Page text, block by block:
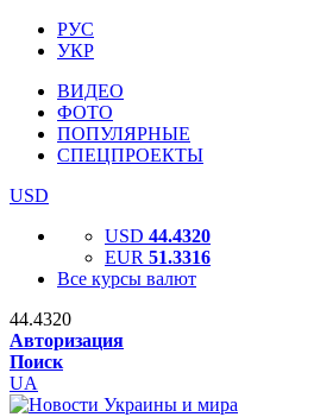
РУС
УКР
ВИДЕО
ФОТО
ПОПУЛЯРНЫЕ
СПЕЦПРОЕКТЫ
USD
USD 44.4320
EUR 51.3316
Все курсы валют
44.4320
Авторизация
Поиск
UA